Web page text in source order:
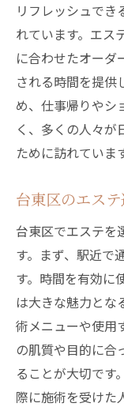
リフレッシュでき
れています。エス
に合わせたオーダ
される時間を提供
め、仕事帰りやシ
く、多くの人々が
ために訪れていま
台東区のエス
台東区でエステを
す。まず、駅近で
す。時間を有効に
は大きな魅力とな
術メニューや使用
の肌質や目的に合
ることが大切です
際に施術を受けた